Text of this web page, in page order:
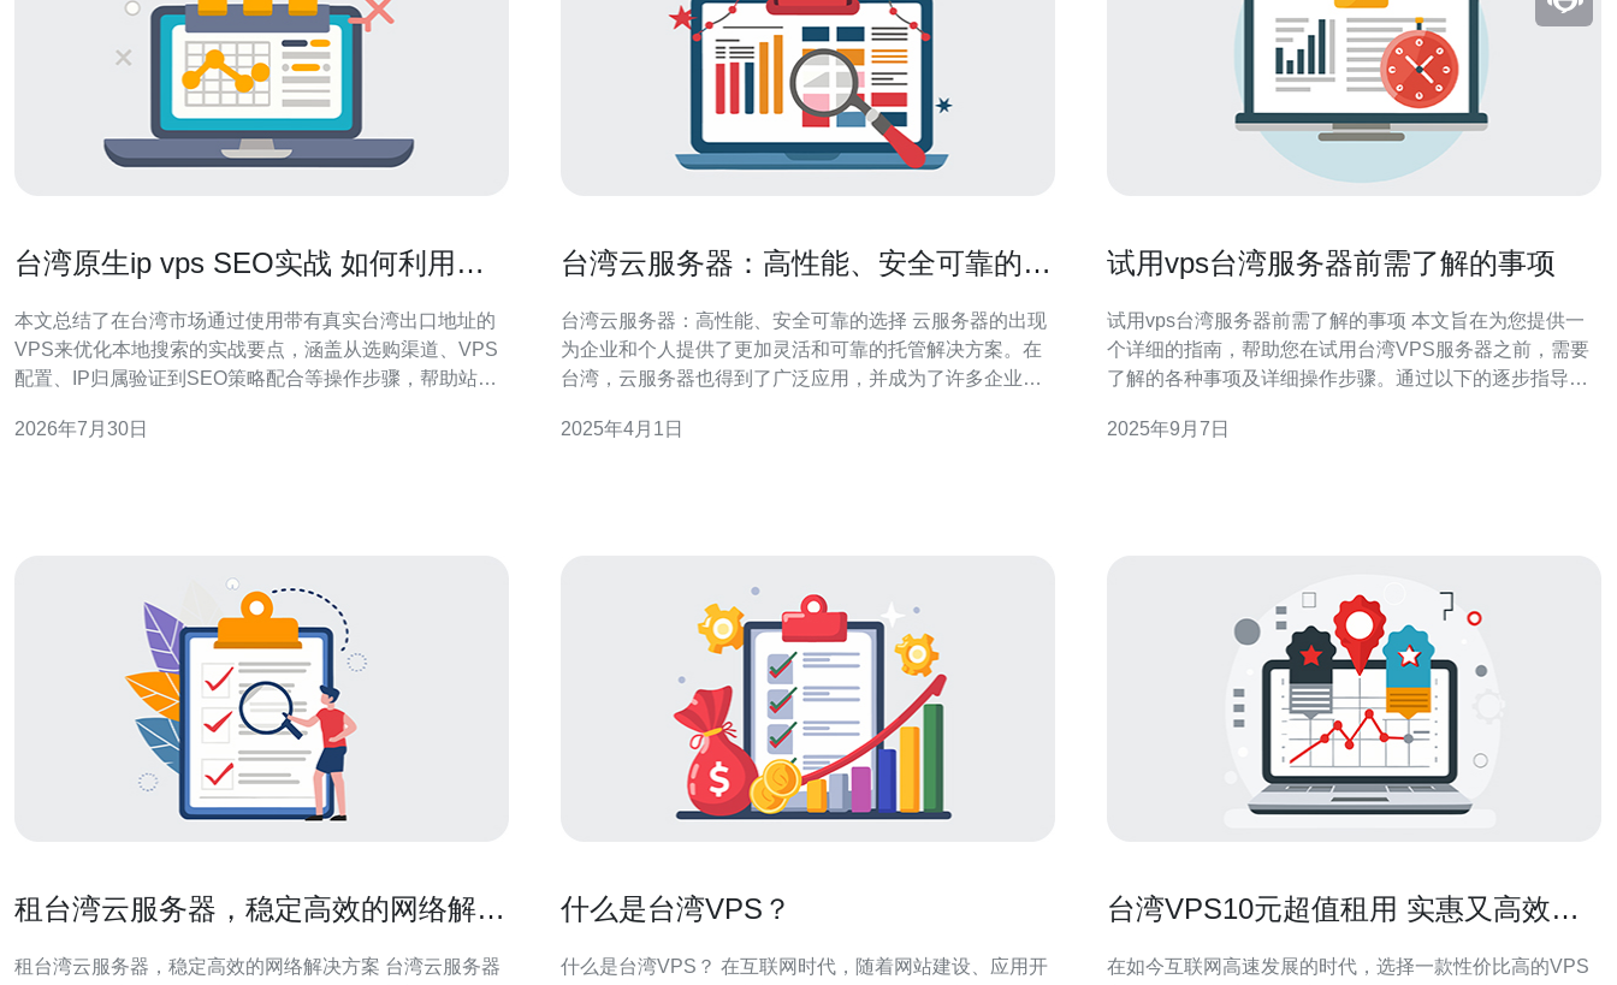
台湾原生ip vps SEO实战 如何利用原
本文总结了在台湾市场通过使用带有真实台湾出口地址的
VPS来优化本地搜索的实战要点，涵盖从选购渠道、VPS
配置、IP归属验证到SEO策略配合等操作步骤，帮助站长
为什么选择台湾原生IP对本地搜索排名有帮助？ 搜索引擎
2026年7月30日
台湾云服务器：高性能、安全可靠的选
台湾云服务器：高性能、安全可靠的选择 云服务器的出现
为企业和个人提供了更加灵活和可靠的托管解决方案。在
台湾，云服务器也得到了广泛应用，并成为了许多企业的
点。 台湾云服务器通过采用先进的硬件设备和优化的网络
2025年4月1日
试用vps台湾服务器前需了解的事项
试用vps台湾服务器前需了解的事项 本文旨在为您提供一
个详细的指南，帮助您在试用台湾VPS服务器之前，需要
了解的各种事项及详细操作步骤。通过以下的逐步指导，
的VPS服务提供商 在试用台湾VPS服务器之前，首先需要
2025年9月7日
租台湾云服务器，稳定高效的网络解决
租台湾云服务器，稳定高效的网络解决方案 台湾云服务器
什么是台湾VPS？
什么是台湾VPS？ 在互联网时代，随着网站建设、应用开
台湾VPS10元超值租用 实惠又高效的
在如今互联网高速发展的时代，选择一款性价比高的VPS